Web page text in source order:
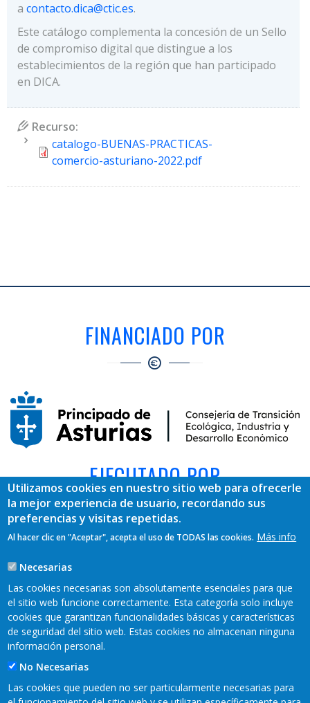
a contacto.dica@ctic.es.
Este catálogo complementa la concesión de un Sello
de compromiso digital que distingue a los
establecimientos de la región que han participado
en DICA.
Recurso:
Document
catalogo-BUENAS-PRACTICAS-
comercio-asturiano-2022.pdf
FINANCIADO POR
EJECUTADO POR
REDES SOCIALES
Utilizamos cookies en nuestro sitio web para ofrecerle
la mejor experiencia de usuario, recordando sus
preferencias y visitas repetidas.
Al hacer clic en "Aceptar", acepta el uso de TODAS las cookies. Más info
Necesarias
Las cookies necesarias son absolutamente esenciales para que
el sitio web funcione correctamente. Esta categoría solo incluye
cookies que garantizan funcionalidades básicas y características
de seguridad del sitio web. Estas cookies no almacenan ninguna
información personal.
No Necesarias
Las cookies que pueden no ser particularmente necesarias para